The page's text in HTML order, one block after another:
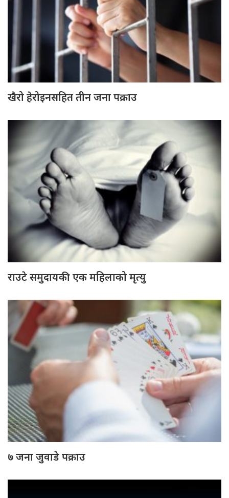
खैरो हेरोइनसहित तीन जना पक्राउ
राउटे समुदायकी एक महिलाको मृत्यु
७ जना जुवाडे पक्राउ